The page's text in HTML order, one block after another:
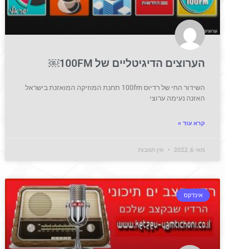
הערוצים הדיגיטליים של 100FM￼
השידור החי של רדיוס 100fm תחנת המוזיקה המואזנת בישראל
האזנה נעימה ערוצי
קרא עוד »
מאי 6, 2022 אין תגובות
אינדקס